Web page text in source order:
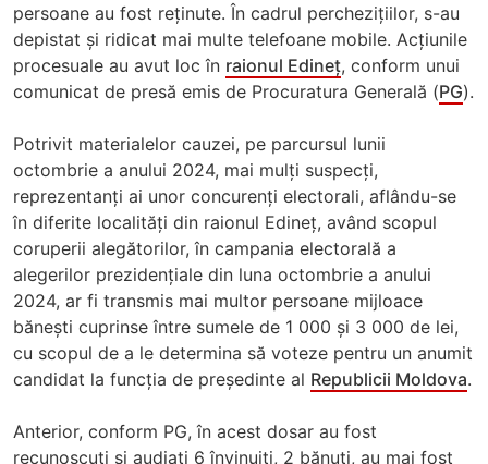
persoane au fost reținute. În cadrul perchezițiilor, s-au
depistat și ridicat mai multe telefoane mobile. Acțiunile
procesuale au avut loc în raionul Edineț, conform unui
comunicat de presă emis de Procuratura Generală (PG).
Potrivit materialelor cauzei, pe parcursul lunii
octombrie a anului 2024, mai mulți suspecți,
reprezentanți ai unor concurenți electorali, aflându-se
în diferite localități din raionul Edineț, având scopul
coruperii alegătorilor, în campania electorală a
alegerilor prezidențiale din luna octombrie a anului
2024, ar fi transmis mai multor persoane mijloace
bănești cuprinse între sumele de 1 000 și 3 000 de lei,
cu scopul de a le determina să voteze pentru un anumit
candidat la funcția de președinte al Republicii Moldova.
Anterior, conform PG, în acest dosar au fost
recunoscuți și audiați 6 învinuiți, 2 bănuți, au mai fost